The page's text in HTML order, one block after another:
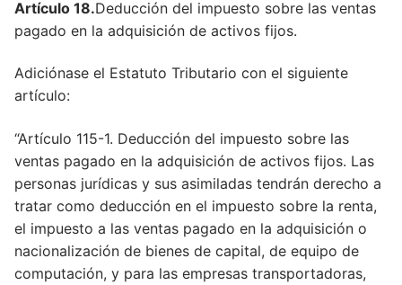
Artículo 125
Artículo 129
Artículo 130
Artículo 145
Artículo 18.Deducción del impuesto sobre las ventas
pagado en la adquisición de activos fijos.
Adiciónase el Estatuto Tributario con el siguiente
artículo:
“Artículo 115-1. Deducción del impuesto sobre las
ventas pagado en la adquisición de activos fijos. Las
personas jurídicas y sus asimiladas tendrán derecho a
tratar como deducción en el impuesto sobre la renta,
el impuesto a las ventas pagado en la adquisición o
nacionalización de bienes de capital, de equipo de
computación, y para las empresas transportadoras,